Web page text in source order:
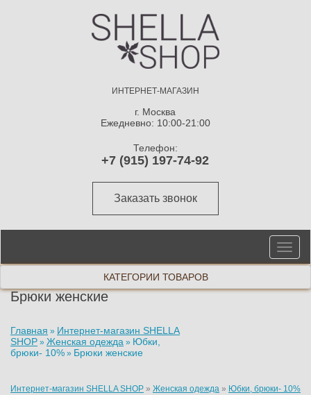
ИНТЕРНЕТ-МАГАЗИН
г. Москва
Ежедневно: 10:00-21:00
Телефон:
+7 (915) 197-74-92
Заказать звонок
КАТЕГОРИИ ТОВАРОВ
Брюки женские
Главная » Интернет-магазин SHELLA
SHOP » Женская одежда » Юбки,
брюки- 10% » Брюки женские
Интернет-магазин SHELLA SHOP » Женская одежда » Юбки, брюки- 10%